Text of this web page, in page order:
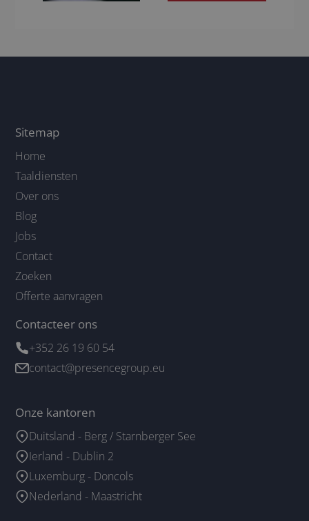
Sitemap
Home
Taaldiensten
Over ons
Blog
Jobs
Contact
Zoeken
Offerte aanvragen
Contacteer ons
+352 26 19 60 54
contact@presencegroup.eu
Onze kantoren
Duitsland - Berg / Starnberger See
Ierland - Dublin 2
Luxemburg - Doncols
Nederland - Maastricht